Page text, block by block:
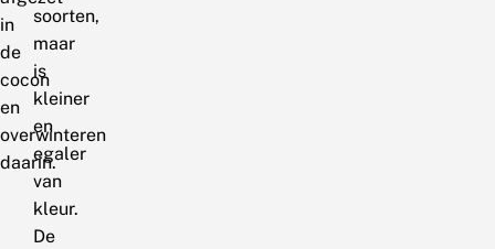
in
de
cocon
en
overwinteren
daarin.
soorten,
maar
is
kleiner
en
egaler
van
kleur.
De